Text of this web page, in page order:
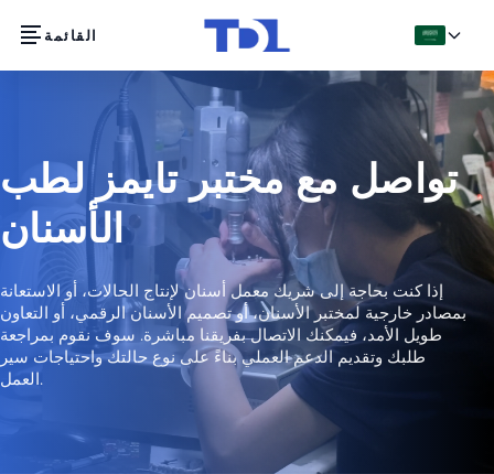
القائمة العربية
تواصل مع مختبر تايمز لطب
الأسنان
إذا كنت بحاجة إلى شريك معمل أسنان لإنتاج الحالات، أو الاستعانة
بمصادر خارجية لمختبر الأسنان، أو تصميم الأسنان الرقمي، أو التعاون
طويل الأمد، فيمكنك الاتصال بفريقنا مباشرة. سوف نقوم بمراجعة
طلبك وتقديم الدعم العملي بناءً على نوع حالتك واحتياجات سير
العمل.